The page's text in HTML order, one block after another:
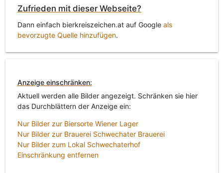
Zufrieden mit dieser Webseite?
Dann einfach bierkreiszeichen.at auf Google als
bevorzugte Quelle hinzufügen.
Anzeige einschränken:
Aktuell werden alle Bilder angezeigt. Schränken sie hier
das Durchblättern der Anzeige ein:
Nur Bilder zur Biersorte Wiener Lager
Nur Bilder zur Brauerei Schwechater Brauerei
Nur Bilder zum Lokal Schwechaterhof
Einschränkung entfernen